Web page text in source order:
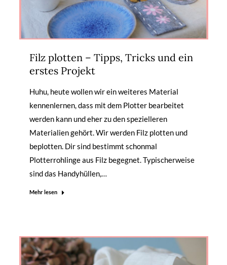
Filz plotten – Tipps, Tricks und ein
erstes Projekt
Huhu, heute wollen wir ein weiteres Material
kennenlernen, dass mit dem Plotter bearbeitet
werden kann und eher zu den spezielleren
Materialien gehört. Wir werden Filz plotten und
beplotten. Dir sind bestimmt schonmal
Plotterrohlinge aus Filz begegnet. Typischerweise
sind das Handyhüllen,…
Mehr lesen